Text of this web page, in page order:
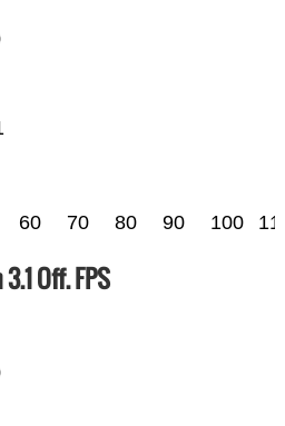
60 70 80 90 100
Off. FPS